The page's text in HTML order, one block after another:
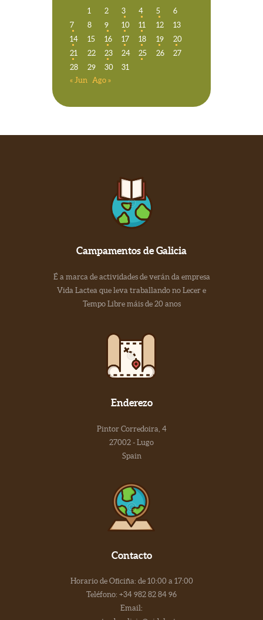
1
2 3 4 5
6
7
8 9 10 11 12
13
14
15 16 17 18 19
20
21
22 23 24 25 26
27
28
29 30
31
« Jun Ago »
Campamentos de Galicia
É a marca de actividades de verán da empresa
Vida Lactea que leva traballando no Lecer e
Tempo Libre máis de 20 anos
Enderezo
Pintor Corredoira, 4
27002 - Lugo
Spain
Contacto
Horario de Oficiña: de 10:00 a 17:00
Teléfono: +34 982 82 84 96
Email: